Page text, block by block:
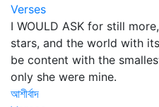
Verses
I WOULD ASK for still
stars, and the world with
be content with the
only she were mine.
আশীর্বাদ